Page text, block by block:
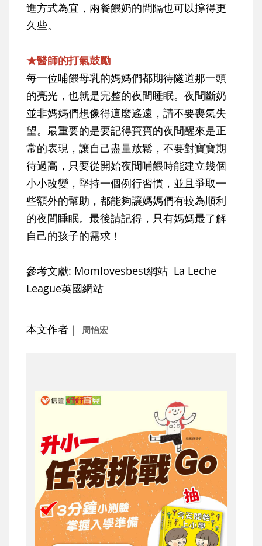
進方式為宜，兩餐餵奶的間隔也可以撐得更
久些。
★醫師的打氣鼓勵
每一位哺餵母乳的媽媽們都期待隧道那一頭
的亮光，也就是完整的夜間睡眠。夜間斷奶
並非媽媽們想像得這麼遙遠，請不要喪氣失
望。最重要的是要記得寶寶的夜間醒來是正
常的表現，讓自己盡量放鬆，不要對寶寶期
待過高，只要從開始夜間哺餵時能建立幾個
小小改變，堅持一個例行習慣，並且爭取一
些額外的幫助，都能夠讓媽媽們有較為順利
的夜間睡眠。最後請記得，只有媽媽最了解
自己的孩子的需求！
參考文獻: Momlovesbest網站 La Leche
League英國網站
本文作者｜ 周怡宏